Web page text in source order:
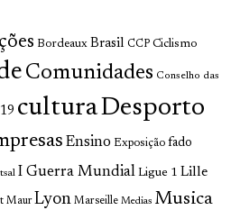
Bordeaux Brasil CCP Ciclismo
Comunidades Conselho das
culturaDesporto
Ensino Exposição fado
I Guerra Mundial Ligue 1 Lille
Maur Lyon Marseille Medias Musica